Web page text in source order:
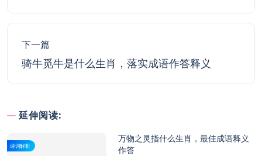
下一篇
骑牛觅牛是什么生肖，落实成语作答释义
延伸阅读:
诗词解析
万物之灵指什么生肖，最佳成语释义
作答